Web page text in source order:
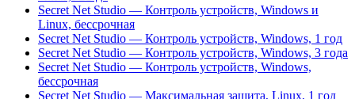
Secret Net Studio — Контроль устройств, Windows и
Linux, бессрочная
Secret Net Studio — Контроль устройств, Windows, 1 год
Secret Net Studio — Контроль устройств, Windows, 3 года
Secret Net Studio — Контроль устройств, Windows,
бессрочная
Secret Net Studio — Максимальная защита, Linux, 1 год